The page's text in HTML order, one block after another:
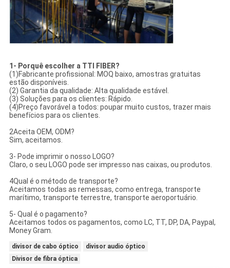
1- Porquê escolher a TTI FIBER?
(1)Fabricante profissional: MOQ baixo, amostras gratuitas
estão disponíveis.
(2) Garantia da qualidade: Alta qualidade estável.
(3) Soluções para os clientes: Rápido.
(4)Preço favorável a todos: poupar muito custos, trazer mais
benefícios para os clientes.
2Aceita OEM, ODM?
Sim, aceitamos.
3- Pode imprimir o nosso LOGO?
Claro, o seu LOGO pode ser impresso nas caixas, ou produtos.
4Qual é o método de transporte?
Aceitamos todas as remessas, como entrega, transporte
marítimo, transporte terrestre, transporte aeroportuário.
5- Qual é o pagamento?
Aceitamos todos os pagamentos, como LC, TT, DP, DA, Paypal,
Money Gram.
divisor de cabo óptico
divisor audio óptico
Divisor de fibra óptica